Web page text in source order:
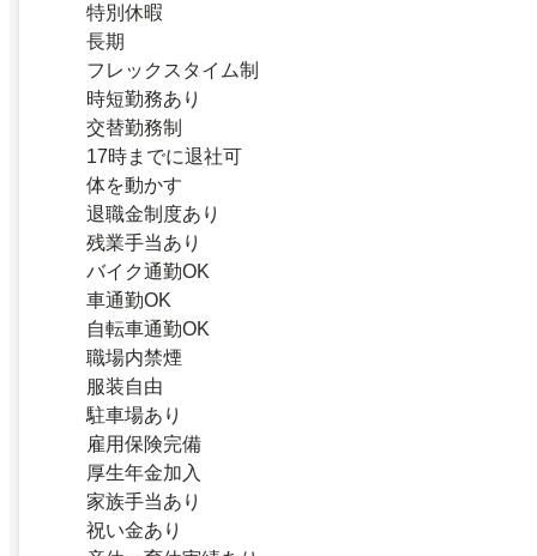
特別休暇
長期
フレックスタイム制
時短勤務あり
交替勤務制
17時までに退社可
体を動かす
退職金制度あり
残業手当あり
バイク通勤OK
車通勤OK
自転車通勤OK
職場内禁煙
服装自由
駐車場あり
雇用保険完備
厚生年金加入
家族手当あり
祝い金あり